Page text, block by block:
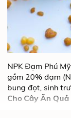
NPK Đạm Phú
gồm 20% đạm
bung đọt, sinh
Cho Cây Ăn